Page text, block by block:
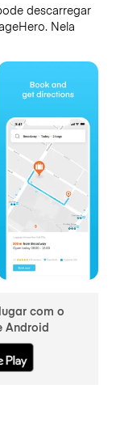
descarregar
Nela
com o
Android